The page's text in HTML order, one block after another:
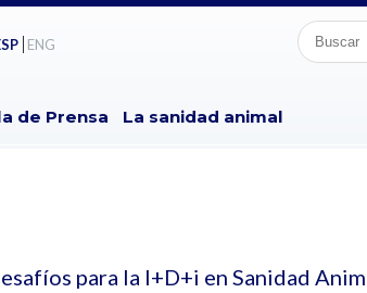
ENG
de Prensa La sanidad animal
para la I+D+i en Sanidad